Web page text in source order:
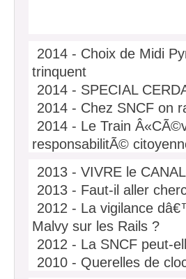
2014 - Choix de Midi
trinquent
2014 - SPECIAL
2014 - Chez SNCF on
2014 - Le Train
responsabilitÃ©
SNCF sur la sellette
2014 - Les coÃ»ts de
SNCF
2014 - Un an aprÃ¨s
servi Ã RIEN
2014 - TempÃªte sur
2013 - VIVRE le
2013 - Faut-il aller
2012 - La vigilance
Malvy sur les Rails ?
2012 - La SNCF peut-
2010 - Querelles de